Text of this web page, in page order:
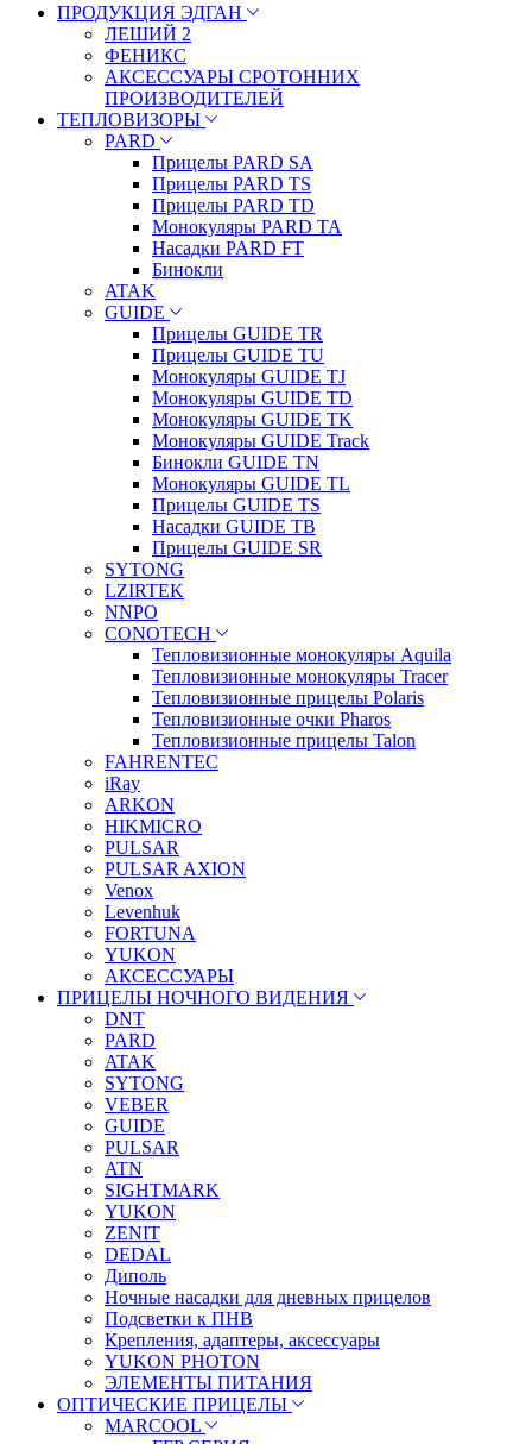
ПРОДУКЦИЯ ЭДГАН
ЛЕШИЙ 2
ФЕНИКС
АКСЕССУАРЫ СРОТОННИХ
ПРОИЗВОДИТЕЛЕЙ
ТЕПЛОВИЗОРЫ
PARD
Прицелы PARD SA
Прицелы PARD TS
Прицелы PARD TD
Монокуляры PARD TA
Насадки PARD FT
Бинокли
ATAK
GUIDE
Прицелы GUIDE TR
Прицелы GUIDE TU
Монокуляры GUIDE TJ
Монокуляры GUIDE TD
Монокуляры GUIDE TK
Монокуляры GUIDE Track
Бинокли GUIDE TN
Монокуляры GUIDE TL
Прицелы GUIDE TS
Насадки GUIDE TB
Прицелы GUIDE SR
SYTONG
LZIRTEK
NNPO
CONOTECH
Тепловизионные монокуляры Aquila
Тепловизионные монокуляры Tracer
Тепловизионные прицелы Polaris
Тепловизионные очки Pharos
Тепловизионные прицелы Talon
FAHRENTEC
iRay
ARKON
HIKMICRO
PULSAR
PULSAR AXION
Venox
Levenhuk
FORTUNA
YUKON
АКСЕССУАРЫ
ПРИЦЕЛЫ НОЧНОГО ВИДЕНИЯ
DNT
PARD
ATAK
SYTONG
VEBER
GUIDE
PULSAR
ATN
SIGHTMARK
YUKON
ZENIT
DEDAL
Диполь
Ночные насадки для дневных прицелов
Подсветки к ПНВ
Крепления, адаптеры, аксессуары
YUKON PHOTON
ЭЛЕМЕНТЫ ПИТАНИЯ
ОПТИЧЕСКИЕ ПРИЦЕЛЫ
MARCOOL